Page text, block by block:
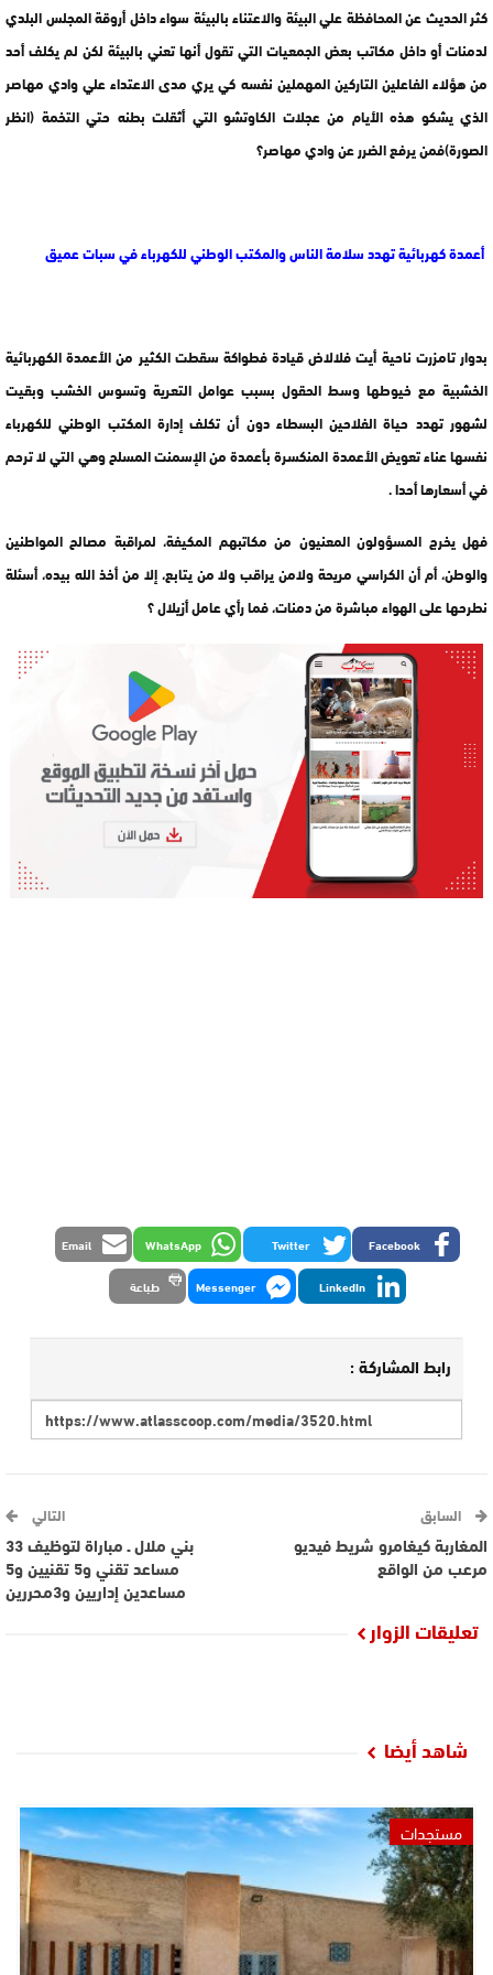
كثر الحديث عن المحافظة علي البيئة والاعتناء بالبيئة سواء داخل أروقة المجلس البلدي
لدمنات أو داخل مكاتب بعض الجمعيات التي تقول أنها تعني بالبيئة لكن لم يكلف أحد
من هؤلاء الفاعلين التاركين المهملين نفسه كي يري مدى الاعتداء علي وادي مهاصر
الذي يشكو هذه الأيام من عجلات الكاوتشو التي أثقلت بطنه حتي التخمة (انظر
الصورة)فمن يرفع الضرر عن وادي مهاصر؟
أعمدة كهربائية تهدد سلامة الناس والمكتب الوطني للكهرباء في سبات عميق
بدوار تامزرت ناحية أيت فلالاض قيادة فطواكة سقطت الكثير من الأعمدة الكهربائية
الخشبية مع خيوطها وسط الحقول بسبب عوامل التعرية وتسوس الخشب وبقيت
لشهور تهدد حياة الفلاحين البسطاء دون أن تكلف إدارة المكتب الوطني للكهرباء
نفسها عناء تعويض الأعمدة المنكسرة بأعمدة من الإسمنت المسلح وهي التي لا ترحم
في أسعارها أحدا .
فهل يخرج المسؤولون المعنيون من مكاتبهم المكيفة، لمراقبة مصالح المواطنين
والوطن، أم أن الكراسي مريحة ولامن يراقب ولا من يتابع، إلا من أخذ الله بيده، أسئلة
نطرحها على الهواء مباشرة من دمنات، فما رأي عامل أزيلال ؟
Facebook
Twitter
WhatsApp
Email
LinkedIn
Messenger طباعة
رابط المشاركة :
السابق
المغاربة كيغامرو شريط فيديو
مرعب من الواقع
التالي
بني ملال ـ مباراة لتوظيف 33
مساعد تقني و5 تقنيين و5
مساعدين إداريين و3محررين
تعليقات الزوار
شاهد أيضا
مستجدات